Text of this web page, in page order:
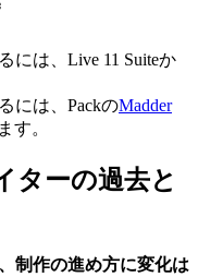
には、Live 11 Suiteか
には、PackのMadder
す。
ターの過去と
制作の進め方に変化は